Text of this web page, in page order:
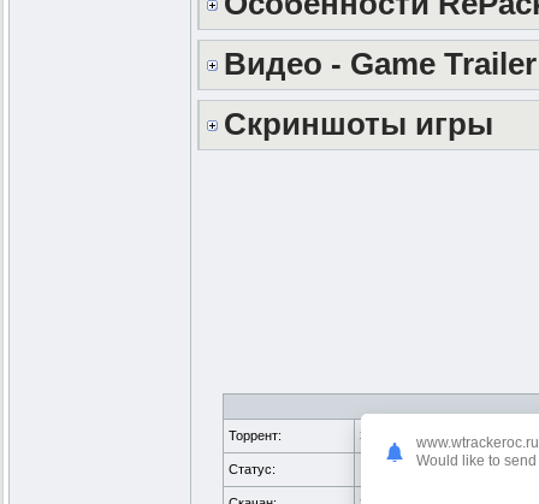
Видео - Game Trailer
Скриншоты игры
Торрент:
Зарегистрирован [ 2014-
Статус: проверено
www.wtrackeroc.ru
Would like to